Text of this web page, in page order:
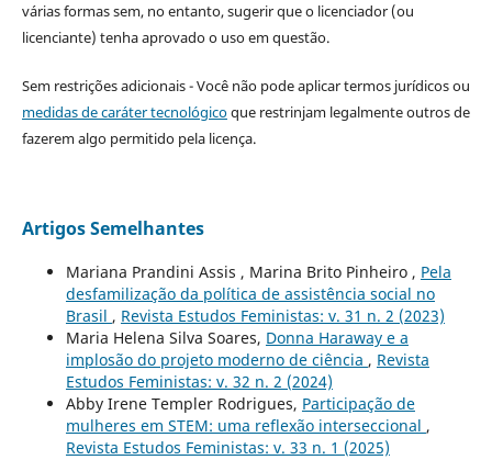
várias formas sem, no entanto, sugerir que o licenciador (ou
licenciante) tenha aprovado o uso em questão.
Sem restrições adicionais - Você não pode aplicar termos jurídicos ou
medidas de caráter tecnológicoque restrinjam legalmente outros de
fazerem algo permitido pela licença.
Artigos Semelhantes
Mariana Prandini Assis , Marina Brito Pinheiro , Pela
desfamilização da política de assistência social no
Brasil , Revista Estudos Feministas: v. 31 n. 2 (2023)
Maria Helena Silva Soares, Donna Haraway e a
implosão do projeto moderno de ciência , Revista
Estudos Feministas: v. 32 n. 2 (2024)
Abby Irene Templer Rodrigues, Participação de
mulheres em STEM: uma reflexão interseccional ,
Revista Estudos Feministas: v. 33 n. 1 (2025)